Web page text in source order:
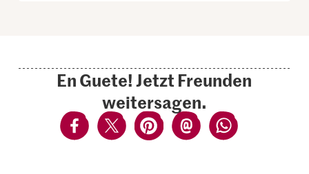
En Guete! Jetzt Freunden
weitersagen.